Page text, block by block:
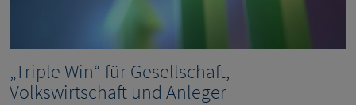
„Triple Win“ für Gesellschaft,
Volkswirtschaft und Anleger